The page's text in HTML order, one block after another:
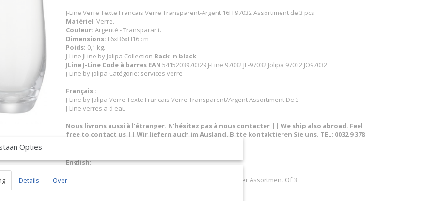
J-Line Verre Texte Francais Verre Transparent-Argent 16H 97032 Assortiment de 3 pcs
Matériel: Verre.
Couleur: Argenté - Transparant.
Dimensions: L6xB6xH16 cm
Poids: 0,1 kg.
J-Line JLine by Jolipa Collection Back in black
JLine J-Line Code à barres EAN 5415203970329 J-Line 97032 JL-97032 Jolipa 97032 JO97032
J-Line by Jolipa Catégorie: services verre
Français :
J-Line by Jolipa Verre Texte Francais Verre Transparent/Argent Assortiment De 3
J-Line verres a d eau
Nous livrons aussi à l'étranger. N'hésitez pas à nous contacter || We ship also abroad. Feel
free to contact us || Wir liefern auch im Ausland. Bitte kontaktieren Sie uns. TEL: 0032 9 378
English:
J Line Drinking Glass Text French Rim Glass Transparent/Silver Assortment Of 3
J-Line water glass glasses
Opties
Details Over